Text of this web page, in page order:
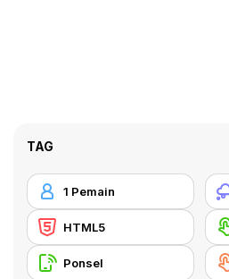
TAG
1 Pemain
HTML5
Ponsel